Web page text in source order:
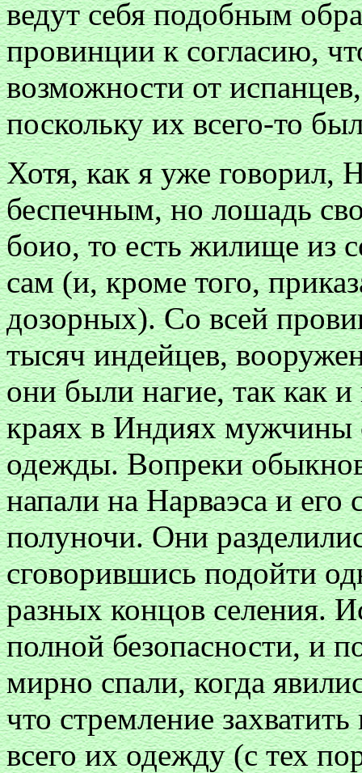
ведут себя подобным
провинции к согласию,
возможности от
поскольку их всего-то
Хотя, как я уже говорил,
беспечным, но лошадь
боио, то есть жилище из
сам (и, кроме того,
дозорных). Со всей
тысяч индейцев,
они были нагие, так как
краях в Индиях мужчины
одежды. Вопреки
напали на Нарваэса и его
полуночи. Они
сговорившись подойти
разных концов селения.
полной безопасности, и
мирно спали, когда
что стремление
всего их одежду (с тех